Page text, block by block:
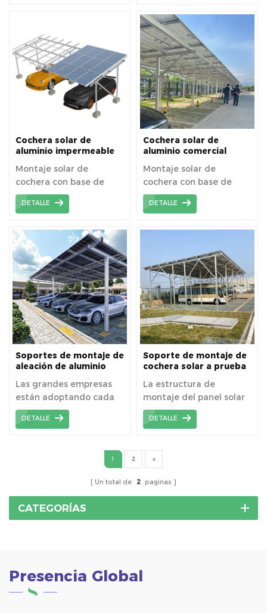
resistencia a la
corrosión, adaptándose
al uso del duro clima
exterior.
preensamblados en
fábrica antes del envío,
lo que garantiza que el
soporte se pueda
instalar con una
instalación rápida y
ahorre costos de mano
de obra.
Cochera solar de
aluminio impermeable
Montaje solar de
cochera con base de
aleación de aluminio de
alta resistencia,
tierra
DETALLE
Cochera solar de
aluminio comercial
Montaje solar de
cochera con base de
aleación de aluminio de
alta resistencia,
DETALLE
Soportes de montaje de
aleación de aluminio
cochera solar
impermeable
Las grandes empresas
están adoptando cada
vez más las ideas de
crear cocheras masivas
DETALLE
Soporte de montaje de
cochera solar a prueba
estacionamiento
comercial
La estructura de
montaje del panel solar
impermeable para
cochera de Kseng
intenso calor del sol.
DETALLE
1 2
Un total de 2 paginas
CATEGORÍAS
Presencia Global